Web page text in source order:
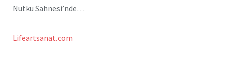
Nutku Sahnesi’nde…
Lifeartsanat.com